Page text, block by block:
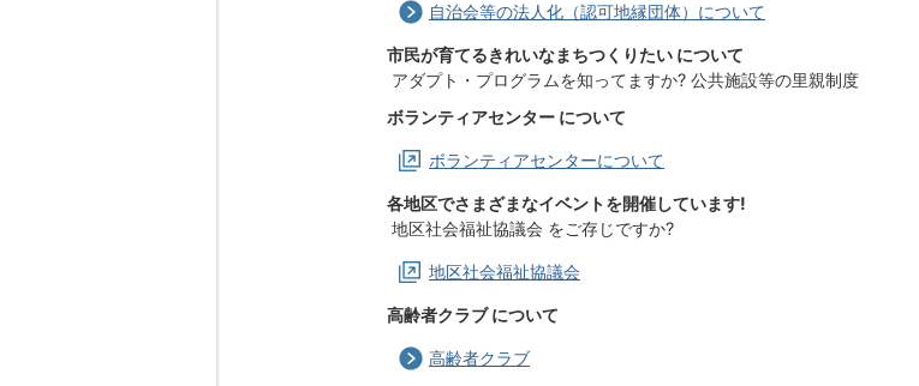
自治会等の法人化（認可地縁団体）について
市民が育てるきれいなまちつくりたい について
アダプト・プログラムを知ってますか? 公共施設等の里親制度
ボランティアセンター について
ボランティアセンターについて
各地区でさまざまなイベントを開催しています!
地区社会福祉協議会 をご存じですか?
地区社会福祉協議会
高齢者クラブ について
高齢者クラブ